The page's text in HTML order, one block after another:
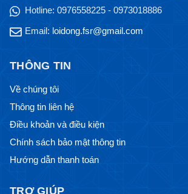
Hotline: 0976558225 - 0973018886
Email: loidong.fsr@gmail.com
THÔNG TIN
Về chúng tôi
Thông tin liên hệ
Điều khoản và điều kiện
Chính sách bảo mật thông tin
Hướng dẫn thanh toán
TRỢ GIÚP